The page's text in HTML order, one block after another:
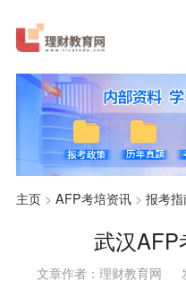
主页> AFP考培资讯> 报考
武汉AFP
文章作者：理财教育网